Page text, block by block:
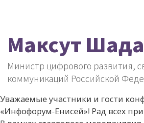
Максут
Министр цифрового развития,
коммуникаций Российской
Уважаемые участники и гости
«Инфофорум-Енисей»! Рад всех